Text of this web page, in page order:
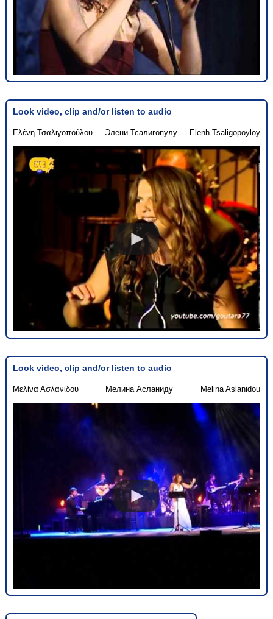
Look video, clip and/or listen to audio
Ελένη Τσαλιγοπούλου Элени Тсалигопулу Elenh Tsaligopoyloy
Look video, clip and/or listen to audio
Μελίνα Ασλανίδου Мелина Асланиду Melina Aslanidou